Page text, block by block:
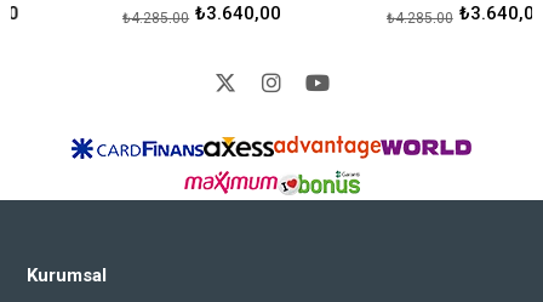
₺3.640,00
₺4.285,00 ₺3.640,00
₺4.285,00
Kurumsal